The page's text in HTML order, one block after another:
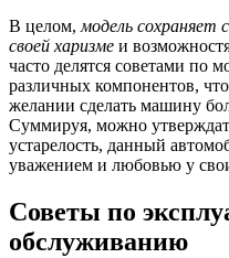
В целом, модель сохраняет
своей харизме и
часто делятся советами по
различных компонентов,
желании сделать машину
Суммируя, можно
устарелость, данный
уважением и любовью у
Советы по
обслуживанию